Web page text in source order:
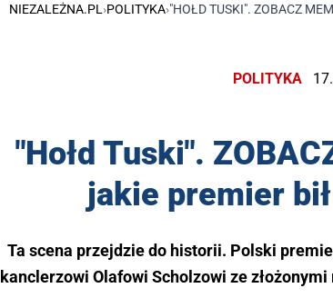
NIEZALEŻNA.PL ›POLITYKA›"HOŁD TUSKI". ZOBACZ
POLITYKA
"Hołd Tuski".
jakie premier
Ta scena przejdzie do historii. Polski
kanclerzowi Olafowi Scholzowi ze